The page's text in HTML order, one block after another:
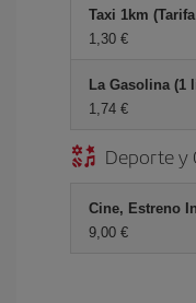
Taxi 1km
1,30 €
La Gasolina (1
1,74 €
Deporte y
Cine, Estreno
9,00 €